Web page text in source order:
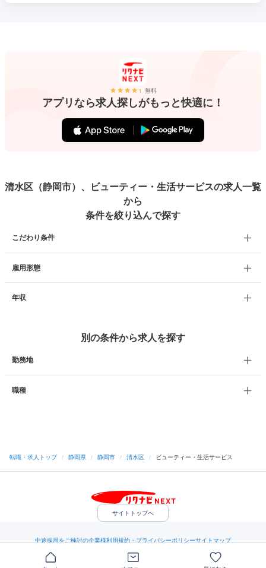
無料
アプリなら求人探しがもっと快適に！
清水区（静岡市）、ビューティー・生活サービスの求人一覧
から
条件を絞り込んで探す
こだわり条件
雇用形態
年収
別の条件から求人を探す
勤務地
職種
転職・求人トップ / 静岡県 / 静岡市 / 清水区 / ビューティー・生活サービス
サイトトップへ
中途採用をご検討の企業様利用規約・プライバシーポリシーサイトマップ
（C）Indeed Inc.